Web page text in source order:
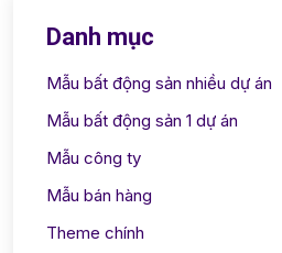
Danh mục
Mẫu bất động sản nhiều dự án
Mẫu bất động sản 1 dự án
Mẫu công ty
Mẫu bán hàng
Theme chính